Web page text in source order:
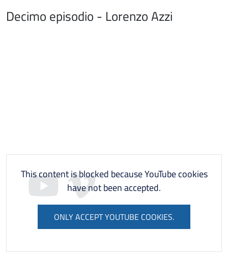
Decimo episodio - Lorenzo Azzi
This content is blocked because YouTube cookies
have not been accepted.
ONLY ACCEPT YOUTUBE COOKIES.